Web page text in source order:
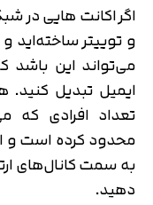
اگر اکانت هایی
و توییتر ساخته‌اید
می‌تواند این باشد
ایمیل تبدیل
تعداد افرادی که
محدود کرده است و
به سمت کانال‌های
دهید.